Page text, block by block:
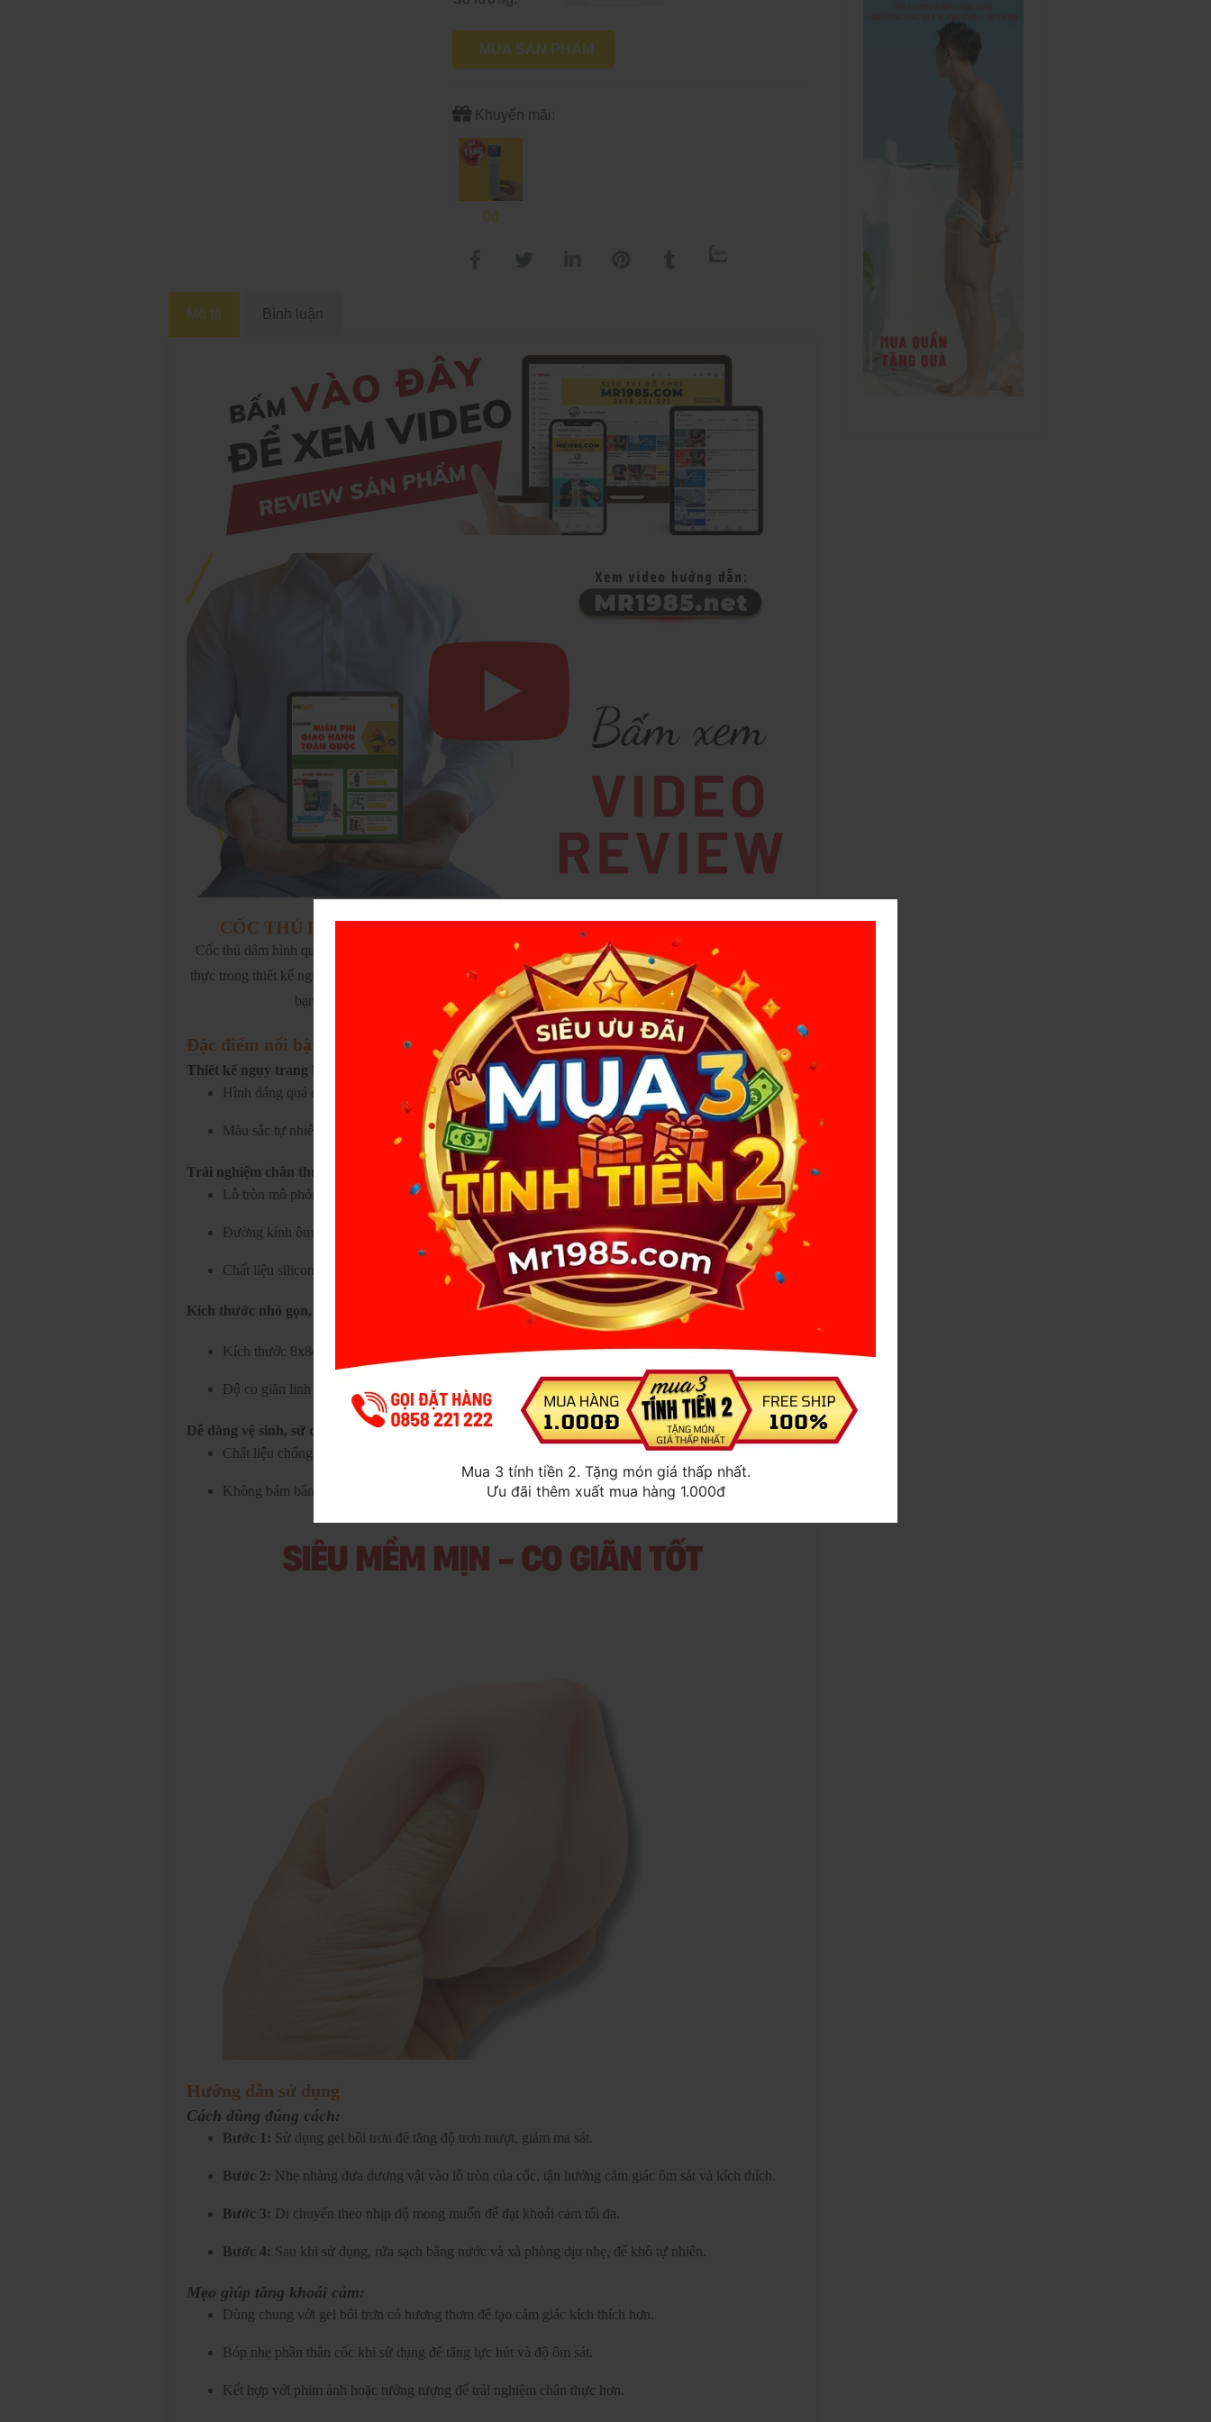
MUA SẢN PHẨM
Khuyến mãi:
0đ
Mô tả Bình luận
CỐC THỦ DÂM HÌNH QUẢ ĐÀO – KÍN ĐÁO, ÊM ÁI, CỰC KHOÁI
Cốc thủ dâm hình quả đào là sản phẩm độc đáo dành cho nam giới, mang lại trải nghiệm khoái cảm chân
thực trong thiết kế ngụy trang tinh tế. Với chất liệu mềm mại và lỗ tròn mô phỏng hậu môn, sản phẩm giúp
bạn tận hưởng cảm giác kích thích tự nhiên một cách kín đáo, tiện lợi.
Đặc điểm nổi bật
Thiết kế ngụy trang hoàn hảo
Hình dáng quả đào đáng yêu giúp bạn bảo quản mà không lo bị phát hiện.
Màu sắc tự nhiên, nhỏ gọn, dễ mang theo.
Trải nghiệm chân thực, kích thích tột đỉnh
Lỗ tròn mô phỏng hậu môn, tạo cảm giác co bóp tự nhiên.
Đường kính ôm sát, tăng khoái cảm mỗi lần sử dụng.
Chất liệu silicon mềm mại, đàn hồi tốt, đảm bảo sự êm ái và mượt mà.
Kích thước nhỏ gọn, dễ mang theo
Kích thước 8x8cm, vừa tay cầm, dễ bảo quản và di chuyển.
Độ co giãn linh hoạt, phù hợp với nhiều kích thước dương vật.
Dễ dàng vệ sinh, sử dụng lâu dài
Chất liệu chống nước giúp vệ sinh nhanh chóng.
Không bám bẩn, có thể tái sử dụng nhiều lần.
Hướng dẫn sử dụng
Cách dùng đúng cách:
Bước 1: Sử dụng gel bôi trơn để tăng độ trơn mượt, giảm ma sát.
Bước 2: Nhẹ nhàng đưa dương vật vào lỗ tròn của cốc, tận hưởng cảm giác ôm sát và kích thích.
Bước 3: Di chuyển theo nhịp độ mong muốn để đạt khoái cảm tối đa.
Bước 4: Sau khi sử dụng, rửa sạch bằng nước và xà phòng dịu nhẹ, để khô tự nhiên.
Mẹo giúp tăng khoái cảm:
Dùng chung với gel bôi trơn có hương thơm để tạo cảm giác kích thích hơn.
Bóp nhẹ phần thân cốc khi sử dụng để tăng lực hút và độ ôm sát.
Kết hợp với phim ảnh hoặc tưởng tượng để trải nghiệm chân thực hơn.
Mua 3 tính tiền 2. Tặng món giá thấp nhất.
Ưu đãi thêm xuất mua hàng 1.000đ